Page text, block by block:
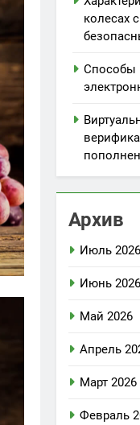
колесах
Способы
Архив
Июль 2026
Июнь 2026
Май 2026
Апрель
Март 2026
Февраль